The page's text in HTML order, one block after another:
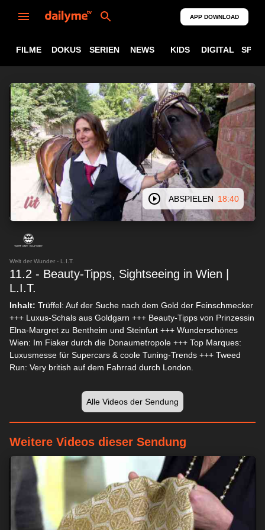
Wir respektieren Ihre Privatsphäre
Wir und unsere 1538 Partner speichern und/oder greifen auf
Informationen wie Cookies auf einem Gerät zu und verarbeiten
personenbezogene Daten wie eindeutige Kennungen und
Standardinformationen, die von einem Gerät für personalisierte
Werbung und Inhalte, Werbung und Inhaltsmessung,
Zielgruppenforschung und Serviceentwicklung gesendet
werden.
Mit Ihrer Erlaubnis dürfen wir und unsere 1538 Partner
über Gerätescans genaue Standortdaten und Kenndaten
abfragen. Sie können auf die entsprechende Schaltfläche
klicken, um der o. a. Datenverarbeitung durch uns und unsere
Partner zuzustimmen. Alternativ können Sie auf detailliertere
Informationen zugreifen und Ihre Einstellungen ändern, bevor
APP DOWNLOAD
FILME DOKUS SERIEN NEWS KIDS DIGITAL
ABSPIELEN 18:40
Welt der Wunder - L.I.T.
11.2 - Beauty-Tipps, Sightseeing in Wien |
L.I.T.
Inhalt: Trüffel: Auf der Suche nach dem Gold der Feinschmecker
+++ Luxus-Schals aus Goldgarn +++ Beauty-Tipps von Prinzessin
Elna-Margret zu Bentheim und Steinfurt +++ Wunderschönes
Wien: Im Fiaker durch die Donaumetropole +++ Top Marques:
Luxusmesse für Supercars & coole Tuning-Trends +++ Tweed
Run: Very british auf dem Fahrrad durch London.
Alle Videos der Sendung
Weitere Videos dieser Sendung